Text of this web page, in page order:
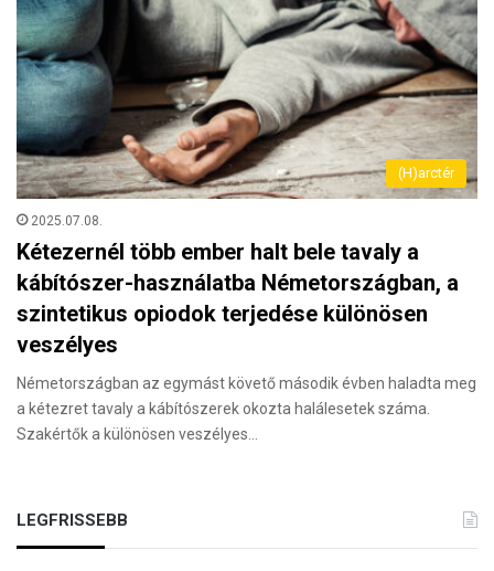
(H)arctér
2025.07.08.
Kétezernél több ember halt bele tavaly a
kábítószer-használatba Németországban, a
szintetikus opiodok terjedése különösen
veszélyes
Németországban az egymást követő második évben haladta meg
a kétezret tavaly a kábítószerek okozta halálesetek száma.
Szakértők a különösen veszélyes…
LEGFRISSEBB